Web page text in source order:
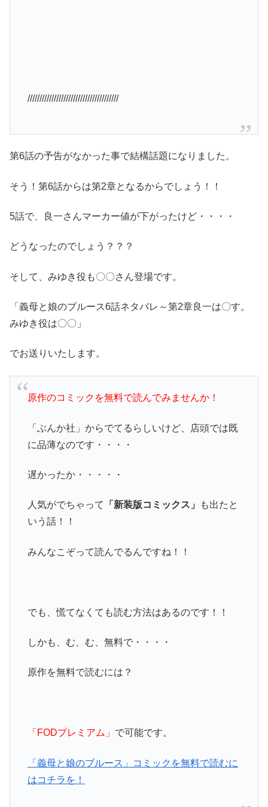
//////////////////////////////////////
第6話の予告がなかった事で結構話題になりました。
そう！第6話からは第2章となるからでしょう！！
5話で、良一さんマーカー値が下がったけど・・・・
どうなったのでしょう？？？
そして、みゆき役も〇〇さん登場です。
「義母と娘のブルース6話ネタバレ～第2章良一は〇す。
みゆき役は〇〇」
でお送りいたします。
原作のコミックを無料で読んでみませんか！
「ぶんか社」からでてるらしいけど、店頭では既
に品薄なのです・・・・
遅かったか・・・・・
人気がでちゃって 「新装版コミックス」
も出たと
いう話！！
みんなこぞって読んでるんですね！！
でも、慌てなくても読む方法はあるのです！！
しかも、む、む、無料で・・・・
原作を無料で読むには？
「FODプレミアム」 で可能です。
「義母と娘のブルース」コミックを無料で読むに
はコチラを！